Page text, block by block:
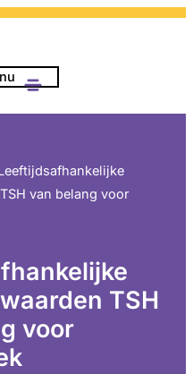
van belang voor
TSH
voor